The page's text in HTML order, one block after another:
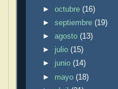
►octubre(16)
►septiembre(19)
►agosto(13)
► julio(15)
► junio(14)
► mayo(18)